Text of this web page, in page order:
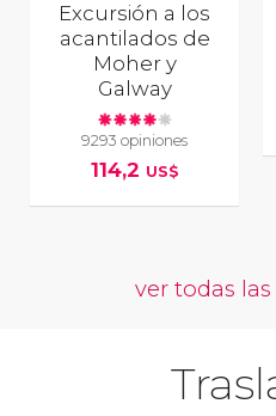
Excursión a los
acantilados de
Moher y
Galway
9293 opiniones
114,2 US$
ver todas